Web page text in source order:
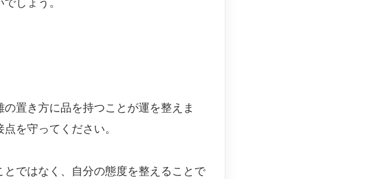
しょう。
置き方に品を持つことが運を整えま
を守ってください。
ではなく、自分の態度を整えることで